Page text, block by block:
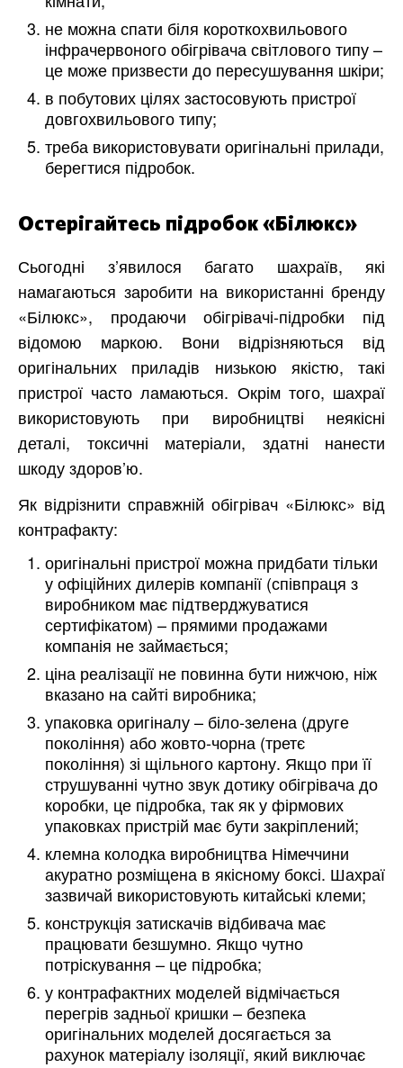
не можна спати біля короткохвильового
інфрачервоного обігрівача світлового типу –
це може призвести до пересушування шкіри;
в побутових цілях застосовують пристрої
довгохвильового типу;
треба використовувати оригінальні прилади,
берегтися підробок.
Остерігайтесь підробок «Білюкс»
Сьогодні з’явилося багато шахраїв, які
намагаються заробити на використанні бренду
«Білюкс», продаючи обігрівачі-підробки під
відомою маркою. Вони відрізняються від
оригінальних приладів низькою якістю, такі
пристрої часто ламаються. Окрім того, шахраї
використовують при виробництві неякісні
деталі, токсичні матеріали, здатні нанести
шкоду здоров’ю.
Як відрізнити справжній обігрівач «Білюкс» від
контрафакту:
оригінальні пристрої можна придбати тільки
у офіційних дилерів компанії (співпраця з
виробником має підтверджуватися
сертифікатом) – прямими продажами
компанія не займається;
ціна реалізації не повинна бути нижчою, ніж
вказано на сайті виробника;
упаковка оригіналу – біло-зелена (друге
покоління) або жовто-чорна (третє
покоління) зі щільного картону. Якщо при її
струшуванні чутно звук дотику обігрівача до
коробки, це підробка, так як у фірмових
упаковках пристрій має бути закріплений;
клемна колодка виробництва Німеччини
акуратно розміщена в якісному боксі. Шахраї
зазвичай використовують китайські клеми;
конструкція затискачів відбивача має
працювати безшумно. Якщо чутно
потріскування – це підробка;
у контрафактних моделей відмічається
перегрів задньої кришки – безпека
оригінальних моделей досягається за
рахунок матеріалу ізоляції, який виключає